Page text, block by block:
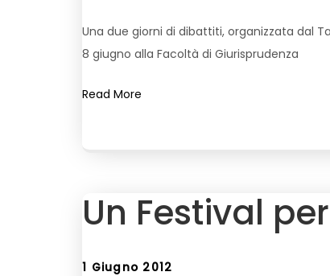
Una due giorni di dibattiti, organizzata dal
8 giugno alla Facoltà di Giurisprudenza
Read More
Un Festival
1 Giugno 2012